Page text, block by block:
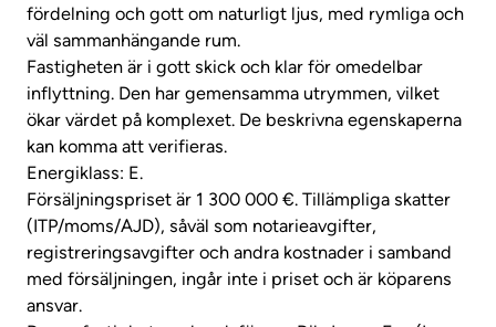
fördelning och gott om naturligt ljus, med rymliga och
väl sammanhängande rum.
Fastigheten är i gott skick och klar för omedelbar
inflyttning. Den har gemensamma utrymmen, vilket
ökar värdet på komplexet. De beskrivna egenskaperna
kan komma att verifieras.
Energiklass: E.
Försäljningspriset är 1 300 000 €. Tillämpliga skatter
(ITP/moms/AJD), såväl som notarieavgifter,
registreringsavgifter och andra kostnader i samband
med försäljningen, ingår inte i priset och är köparens
ansvar.